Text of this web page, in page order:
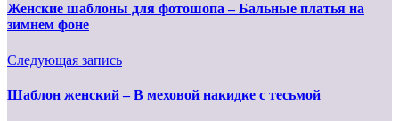
Женские шаблоны для фотошопа – Бальные платья на
зимнем фоне
Следующая запись
Шаблон женский – В меховой накидке с тесьмой